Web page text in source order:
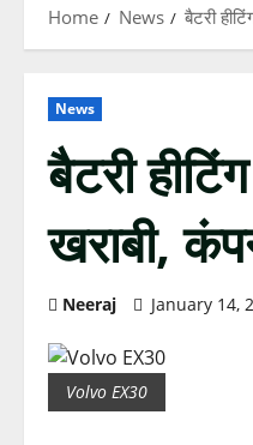
Home News बैटरी
News
बैटरी
खराबी,
Neeraj January 14,
Volvo EX30